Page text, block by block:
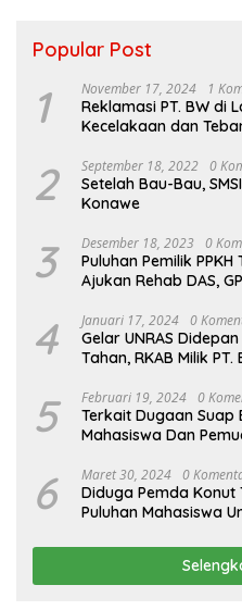
Popular Post
1 November 17, 2024 1
Reklamasi PT. BW di
Kecelakaan dan
2 September 18, 2022 0
Setelah Bau-Bau,
Konawe
3 Desember 18, 2023 0
Puluhan Pemilik
Ajukan Rehab DAS,
4 Januari 17, 2024 0
Gelar UNRAS
Tahan, RKAB Milik
5 Februari 19, 2024 0
Terkait Dugaan Suap
Mahasiswa Dan
6 Maret 30, 2024 0
Diduga Pemda Konut
Puluhan Mahasiswa